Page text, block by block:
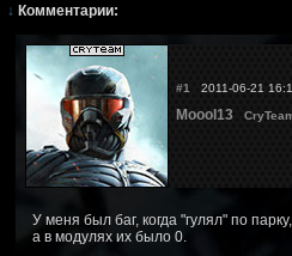
↓ Комментарии:
#1 2011-06-21
Moool13
У меня был баг, когда "гулял" по
а в модулях их было 0.